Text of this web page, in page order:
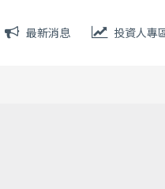
最新消息 投資人專